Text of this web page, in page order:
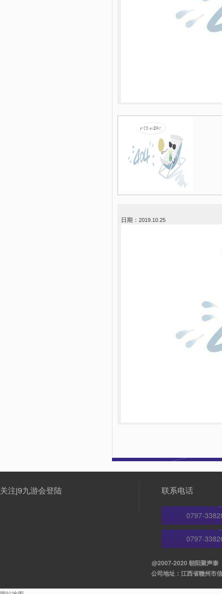
日期： 2019.10.25
关注j9九游会登陆 联系电话
0797-
0797-
@2007-2020 朝阳聚声泰
公司地址：江西省赣州市